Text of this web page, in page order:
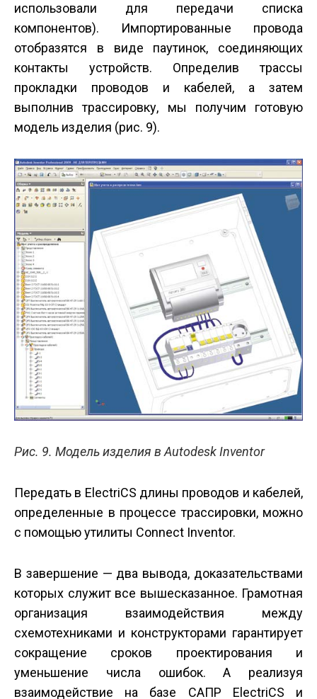
использовали для передачи списка
компонентов). Импортированные провода
отобразятся в виде паутинок, соединяющих
контакты устройств. Определив трассы
прокладки проводов и кабелей, а затем
выполнив трассировку, мы получим готовую
модель изделия (рис. 9).
Рис. 9. Модель изделия в Autodesk Inventor
Передать в ElectriCS длины проводов и кабелей,
определенные в процессе трассировки, можно
с помощью утилиты Connect Inventor.
В завершение — два вывода, доказательствами
которых служит все вышесказанное. Грамотная
организация взаимодействия между
схемотехниками и конструкторами гарантирует
сокращение сроков проектирования и
уменьшение числа ошибок. А реализуя
взаимодействие на базе САПР ElectriCS и